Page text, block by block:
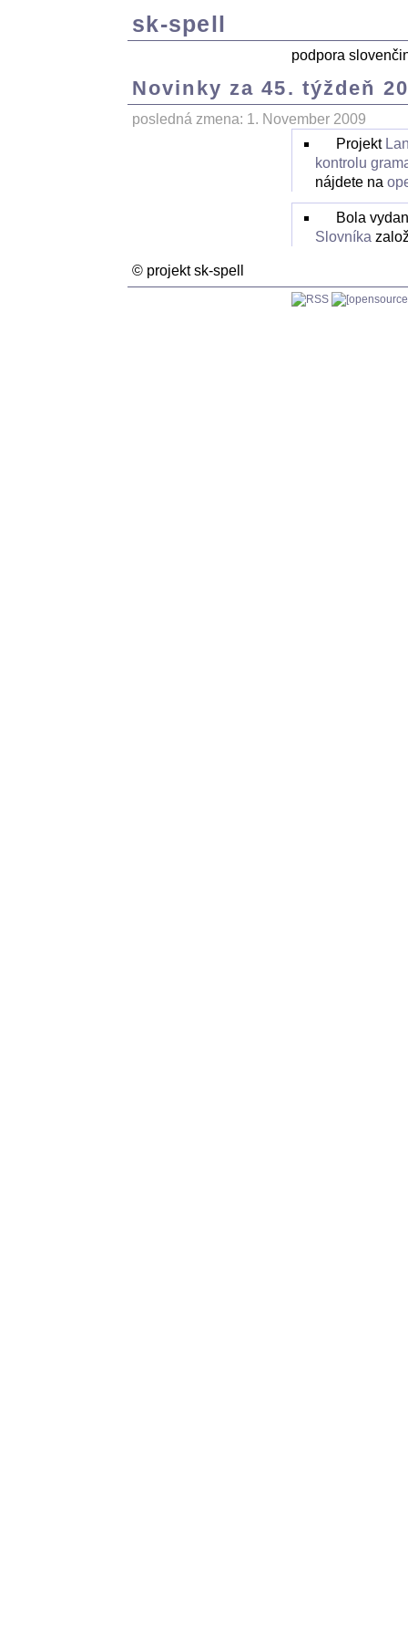
sk-spell
podpora
Novinky za 45. týždeň
posledná zmena: 1. November 2009
Projekt
kontrolu
nájdete na
Bola
Slovníka
© projekt sk-spell